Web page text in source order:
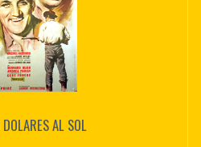
AL SOL